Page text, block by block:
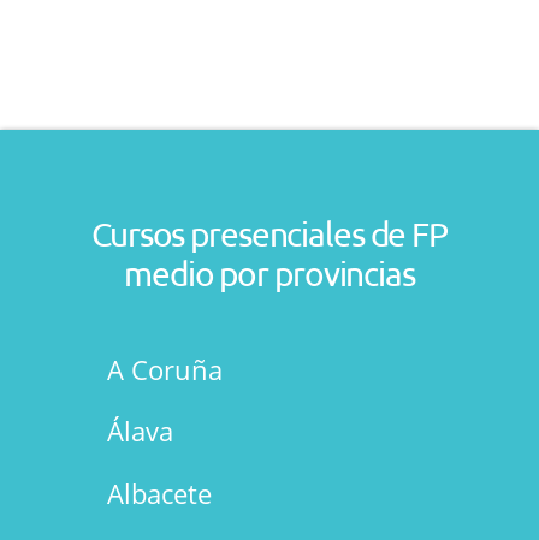
Cursos presenciales de FP
medio por provincias
A Coruña
Álava
Albacete